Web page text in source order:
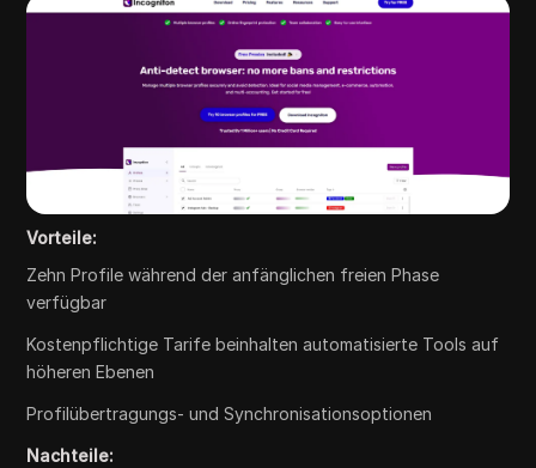
Vorteile:
Zehn Profile während der anfänglichen freien Phase
verfügbar
Kostenpflichtige Tarife beinhalten automatisierte Tools auf
höheren Ebenen
Profilübertragungs- und Synchronisationsoptionen
Nachteile: